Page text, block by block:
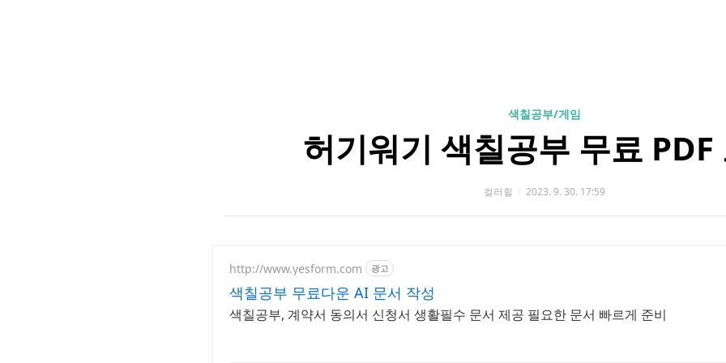
색칠공부/게임
허기워기 색칠공부 무료 PDF
컬러힐 2023. 9. 30. 17:59
http://www.yesform.com 광고
색칠공부 무료다운 AI 문서 작성
색칠공부, 계약서 동의서 신청서 생활필수 문서 제공 필요한 문서 빠르게 준비